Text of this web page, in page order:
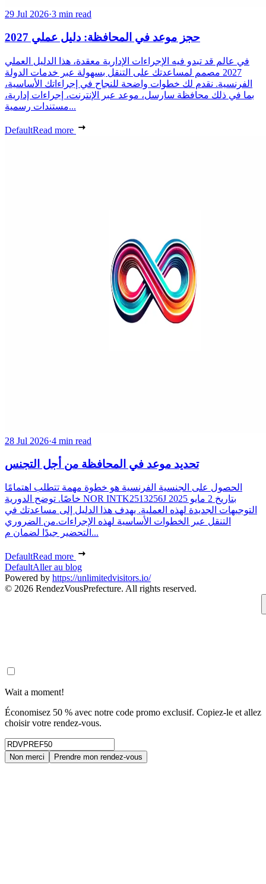
29 Jul 2026·3 min read
حجز موعد في المحافظة: دليل عملي 2027
في عالم قد تبدو فيه الإجراءات الإدارية معقدة، هذا الدليل العملي
2027 مصمم لمساعدتك على التنقل بسهولة عبر خدمات الدولة
الفرنسية. نقدم لك خطوات واضحة للنجاح في إجراءاتك الأساسية،
بما في ذلك محافظة سارسل، موعد عبر الإنترنت، إجراءات إدارية،
مستندات رسمية...
DefaultRead more
28 Jul 2026·4 min read
تحديد موعد في المحافظة من أجل التجنس
الحصول على الجنسية الفرنسية هو خطوة مهمة تتطلب اهتمامًا
خاصًا. توضح الدورية NOR INTK2513256J بتاريخ 2 مايو 2025
التوجيهات الجديدة لهذه العملية. يهدف هذا الدليل إلى مساعدتك في
التنقل عبر الخطوات الأساسية لهذه الإجراءات.من الضروري
التحضير جيدًا لضمان م...
DefaultRead more
DefaultAller au blog
Powered by https://unlimitedvisitors.io/
© 2026 RendezVousPrefecture. All rights reserved.
Wait a moment!
Économisez 50 % avec notre code promo exclusif. Copiez-le et allez
choisir votre rendez-vous.
Non merci Prendre mon rendez-vous